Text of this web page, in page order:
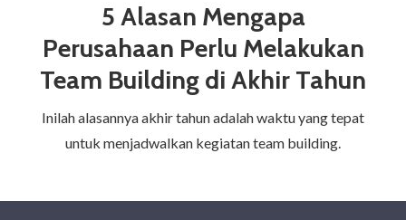
5 Alasan Mengapa
Perusahaan Perlu Melakukan
Team Building di Akhir Tahun
Inilah alasannya akhir tahun adalah waktu yang tepat
untuk menjadwalkan kegiatan team building.